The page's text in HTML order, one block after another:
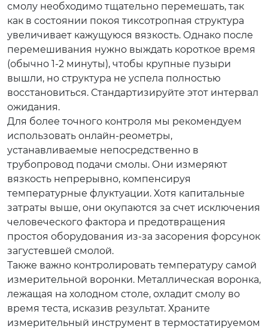
смолу необходимо тщательно перемешать, так
как в состоянии покоя тиксотропная структура
увеличивает кажущуюся вязкость. Однако после
перемешивания нужно выждать короткое время
(обычно 1-2 минуты), чтобы крупные пузыри
вышли, но структура не успела полностью
восстановиться. Стандартизируйте этот интервал
ожидания.
Для более точного контроля мы рекомендуем
использовать онлайн-реометры,
устанавливаемые непосредственно в
трубопровод подачи смолы. Они измеряют
вязкость непрерывно, компенсируя
температурные флуктуации. Хотя капитальные
затраты выше, они окупаются за счет исключения
человеческого фактора и предотвращения
простоя оборудования из-за засорения форсунок
загустевшей смолой.
Также важно контролировать температуру самой
измерительной воронки. Металлическая воронка,
лежащая на холодном столе, охладит смолу во
время теста, исказив результат. Храните
измерительный инструмент в термостатируемом